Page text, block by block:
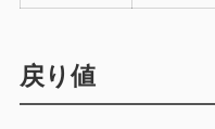
戻り値